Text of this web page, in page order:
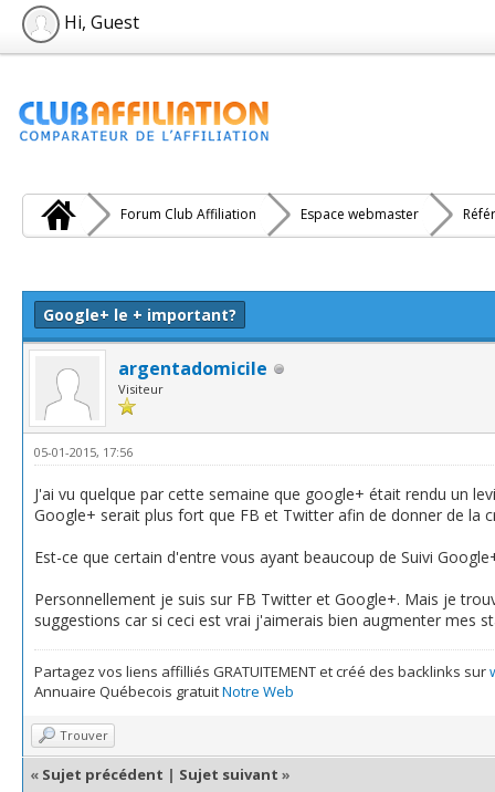
Hi, Guest
Forum Club Affiliation Espace webmaster
Google+ le + important?
argentadomicile
Visiteur
05-01-2015, 17:56
J'ai vu quelque par cette semaine que google+ était rendu un
Google+ serait plus fort que FB et Twitter afin de donner de la
Est-ce que certain d'entre vous ayant beaucoup de Suivi
Personnellement je suis sur FB Twitter et Google+. Mais je
suggestions car si ceci est vrai j'aimerais bien augmenter mes
Partagez vos liens affilliés GRATUITEMENT et créé des backlinks sur
Annuaire Québecois gratuitNotre Web
Trouver
« Sujet précédent | Sujet suivant »